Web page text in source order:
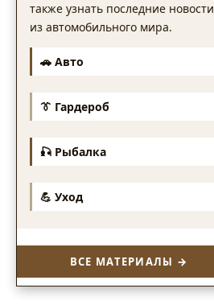
также узнать последние новости
из автомобильного мира.
🚗 Авто
👔 Гардероб
🎣 Рыбалка
💪 Уход
ВСЕ МАТЕРИАЛЫ →